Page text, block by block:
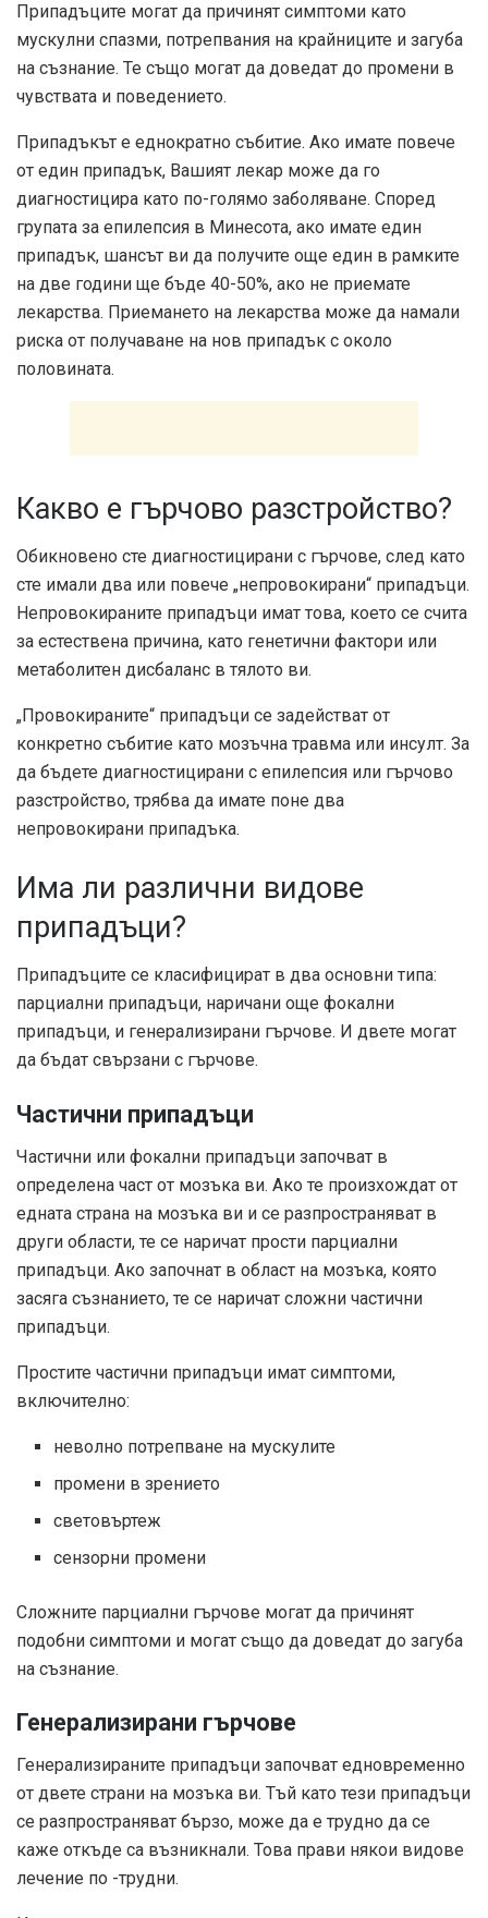
Припадъците могат да причинят симптоми като
мускулни спазми, потрепвания на крайниците и загуба
на съзнание. Те също могат да доведат до промени в
чувствата и поведението.
Припадъкът е еднократно събитие. Ако имате повече
от един припадък, Вашият лекар може да го
диагностицира като по-голямо заболяване. Според
групата за епилепсия в Минесота, ако имате един
припадък, шансът ви да получите още един в рамките
на две години ще бъде 40-50%, ако не приемате
лекарства. Приемането на лекарства може да намали
риска от получаване на нов припадък с около
половината.
Какво е гърчово разстройство?
Обикновено сте диагностицирани с гърчове, след като
сте имали два или повече „непровокирани“ припадъци.
Непровокираните припадъци имат това, което се счита
за естествена причина, като генетични фактори или
метаболитен дисбаланс в тялото ви.
„Провокираните“ припадъци се задействат от
конкретно събитие като мозъчна травма или инсулт. За
да бъдете диагностицирани с епилепсия или гърчово
разстройство, трябва да имате поне два
непровокирани припадъка.
Има ли различни видове
припадъци?
Припадъците се класифицират в два основни типа:
парциални припадъци, наричани още фокални
припадъци, и генерализирани гърчове. И двете могат
да бъдат свързани с гърчове.
Частични припадъци
Частични или фокални припадъци започват в
определена част от мозъка ви. Ако те произхождат от
едната страна на мозъка ви и се разпространяват в
други области, те се наричат ​​прости парциални
припадъци. Ако започнат в област на мозъка, която
засяга съзнанието, те се наричат ​​сложни частични
припадъци.
Простите частични припадъци имат симптоми,
включително:
неволно потрепване на мускулите
промени в зрението
световъртеж
сензорни промени
Сложните парциални гърчове могат да причинят
подобни симптоми и могат също да доведат до загуба
на съзнание.
Генерализирани гърчове
Генерализираните припадъци започват едновременно
от двете страни на мозъка ви. Тъй като тези припадъци
се разпространяват бързо, може да е трудно да се
каже откъде са възникнали. Това прави някои видове
лечение по -трудни.